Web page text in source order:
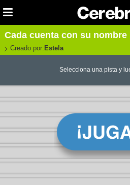
Cada cuenta con su nombre
Creado por: Estela
Selecciona una pista y